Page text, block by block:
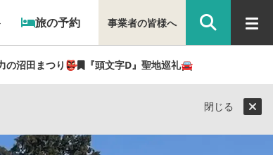
旅の予約
の沼田まつり👺 『頭文字D』聖地巡礼🚘
事業者の皆様へ
閉じる
イター（ぐん記者）】